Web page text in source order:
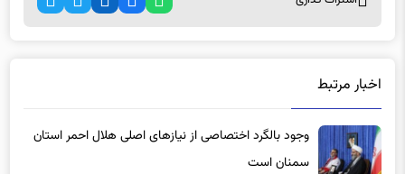
اخبار مرتبط
وجود بالگرد اختصاصی از نیازهای اصلی هلال احمر استان
سمنان است